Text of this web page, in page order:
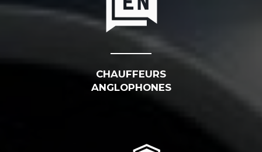
CHAUFFEURS
ANGLOPHONES